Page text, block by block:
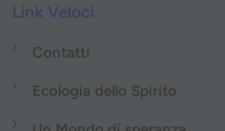
Link Veloci
Contatti
Ecologia dello Spirito